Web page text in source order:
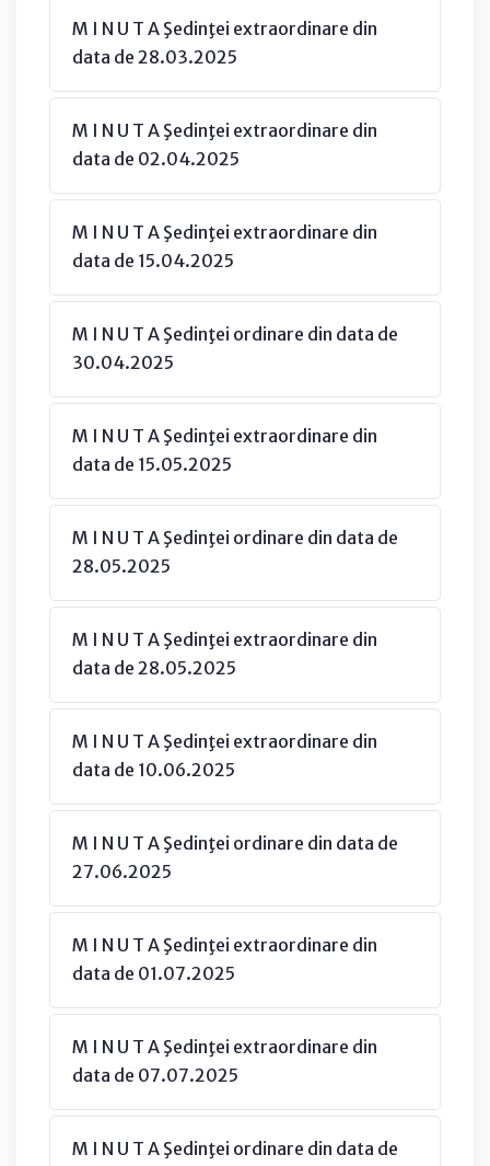
M I N U T A Şedinţei extraordinare din
data de 28.03.2025
M I N U T A Şedinţei extraordinare din
data de 02.04.2025
M I N U T A Şedinţei extraordinare din
data de 15.04.2025
M I N U T A Şedinţei ordinare din data de
30.04.2025
M I N U T A Şedinţei extraordinare din
data de 15.05.2025
M I N U T A Şedinţei ordinare din data de
28.05.2025
M I N U T A Şedinţei extraordinare din
data de 28.05.2025
M I N U T A Şedinţei extraordinare din
data de 10.06.2025
M I N U T A Şedinţei ordinare din data de
27.06.2025
M I N U T A Şedinţei extraordinare din
data de 01.07.2025
M I N U T A Şedinţei extraordinare din
data de 07.07.2025
M I N U T A Şedinţei ordinare din data de